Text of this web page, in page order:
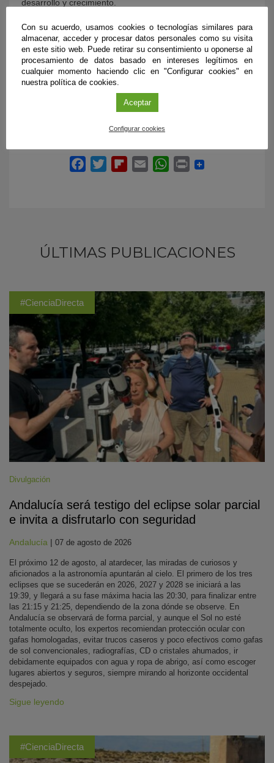
desarrollo y crecimiento.
Referencia bibliográfica:«Analysis of the impact of high
voltage power lines on the value of properties in
environments of high ecological value and rural tourism: the
case of the Lecrín Valley (Granada – Spain” Daniel Arias-
Aranda, Agustín López-Sánchez, Gustavo Bautista
Carrillo. International Journal of Business Environment Vol.
ÚLTIMAS PUBLICACIONES
#CienciaDirecta
Divulgación
Andalucía será testigo del eclipse solar parcial
e invita a disfrutarlo con seguridad
Andalucía | 07 de agosto de 2026
El próximo 12 de agosto, al atardecer, las miradas de curiosos y
aficionados a la astronomía apuntarán al cielo. El primero de los tres
eclipses que se sucederán en 2026, 2027 y 2028 se iniciará a las
19:39, y llegará a su fase máxima hacia las 20:30, para finalizar entre
las 21:15 y 21:25, dependiendo de la zona dónde se observe. En
Andalucía se observará de forma parcial, y aunque el Sol no esté
totalmente oculto, los expertos recomiendan protección ocular con
gafas homologadas, evitar trucos caseros y poco efectivos como gafas
de sol convencionales, radiografías, CD o cristales ahumados, ir
debidamente equipados con agua y ropa de abrigo, así como escoger
lugares abiertos y seguros, siempre mirando al horizonte occidental
despejado.
Sigue leyendo
#CienciaDirecta
Con su acuerdo, usamos cookies o tecnologías similares para
almacenar, acceder y procesar datos personales como su visita
en este sitio web. Puede retirar su consentimiento u oponerse al
procesamiento de datos basado en intereses legítimos en
cualquier momento haciendo clic en "Configurar cookies" en
nuestra política de cookies.
Aceptar
Configurar cookies